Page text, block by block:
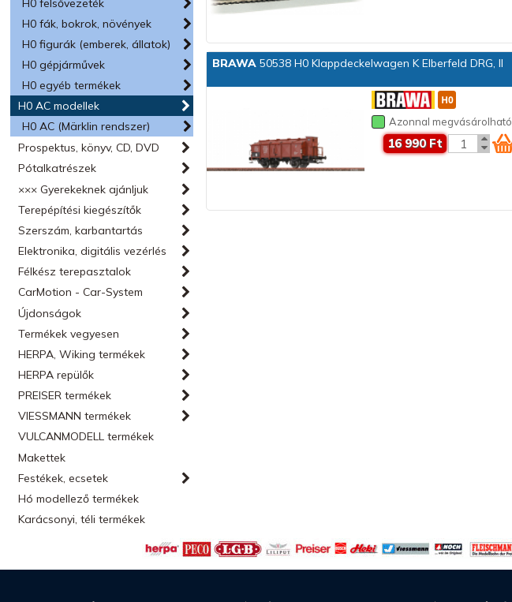
H0 felsővezeték
H0 fák, bokrok, növények
H0 figurák (emberek, állatok)
H0 gépjárművek
H0 egyéb termékek
H0 AC modellek
H0 AC (Märklin rendszer)
Prospektus, könyv, CD, DVD
Pótalkatrészek
××× Gyerekeknek ajánljuk
Terepépítési kiegészítők
Szerszám, karbantartás
Elektronika, digitális vezérlés
Félkész terepasztalok
CarMotion - Car-System
Újdonságok
Termékek vegyesen
HERPA, Wiking termékek
HERPA repülők
PREISER termékek
VIESSMANN termékek
VULCANMODELL termékek
Makettek
Festékek, ecsetek
Hó modellező termékek
Karácsonyi, téli termékek
BRAWA 50538 H0 Klappdeckelwagen K Elberfeld DRG, II
Azonnal megvásárolható
16 990 Ft